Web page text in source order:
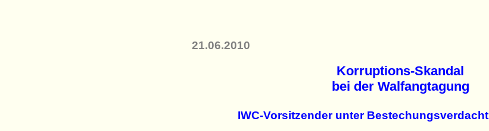
21.06.2010
Korruptions-Skandal
bei der Walfangtagung
IWC-Vorsitzender unter Bestechungsverdacht